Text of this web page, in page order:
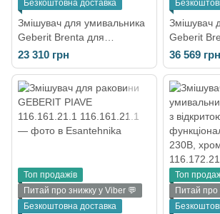
Безкоштовна доставка
Змішувач для умивальника
Geberit Brenta для
прихованого
функціонального блоку,
хром (116.292.21.1)
23 310 грн
Змішувач
Geberit
живлення
чорний
36 569 грн
Топ продажів
Питай про знижку у Viber 💬
Безкоштовна доставка
Топ
Питай про